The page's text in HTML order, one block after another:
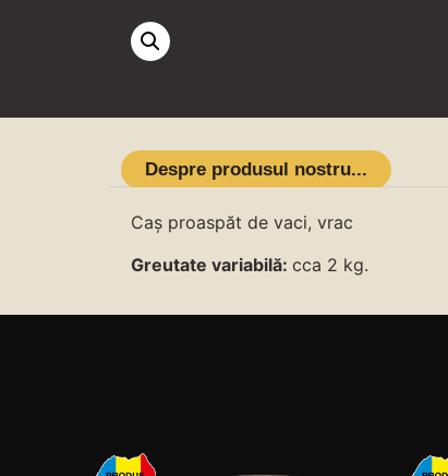
Despre produsul nostru...
Caș proaspăt de vaci, vrac
Greutate variabilă: cca 2 kg.